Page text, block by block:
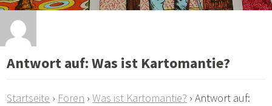
Antwort auf: Was ist Kartomantie?
Startseite › Foren › Was ist Kartomantie? › Antwort auf: